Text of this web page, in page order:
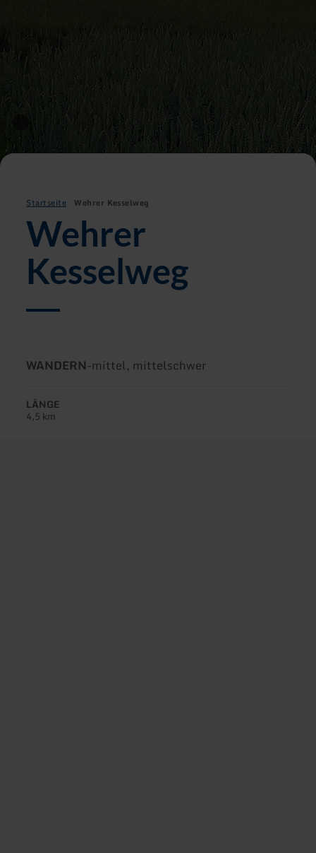
Startseite Wehrer Kesselweg
Wehrer
Kesselweg
Art
Tour:
WANDERN-Schwierigkeit:
mittel, mittelschwer
LÄNGE
4,5 km